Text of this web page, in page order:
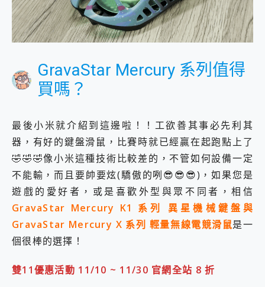
GravaStar Mercury 系列值得
買嗎？
最後小米就介紹到這邊啦！！工欲善其事必先利其
器，有好的鍵盤滑鼠，比賽時就已經贏在起跑點上了
🤣🤣🤣像小米這種技術比較差的，不管如何設備一定
不能輸，而且要帥要炫(驕傲的咧😎😎😎)，如果您是
遊戲的愛好者，或是喜歡外型與眾不同者，相信
GravaStar Mercury K1 系列 異星機械鍵盤與
GravaStar Mercury X 系列 輕量無線電競滑鼠是一
個很棒的選擇！
雙11優惠活動 11/10 ~ 11/30 官網全站 8 折